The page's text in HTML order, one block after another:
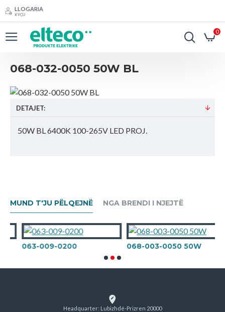
LLOGARIA
KYÇU
0
068-032-0050 50W BL
DETAJET:
50W BL 6400K 100-265V LED PROJ.
MUND T'JU PËLQEJNË NGA BRENDI I NJEJTË
063-009-0200 068-003-0050 50W
Headquarter: Lubizhdë-Prizren 20000